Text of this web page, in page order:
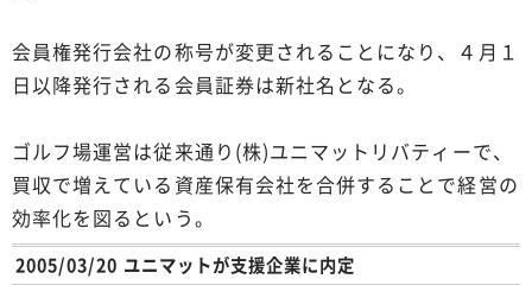
会員権発行会社の称号が変更されることになり、４月１
日以降発行される会員証券は新社名となる。
ゴルフ場運営は従来通り(株)ユニマットリバティーで、
買収で増えている資産保有会社を合併することで経営の
効率化を図るという。
2005/03/20 ユニマットが支援企業に内定